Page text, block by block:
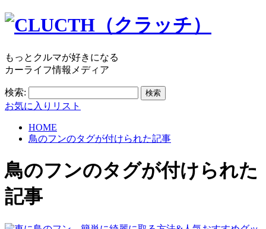
もっとクルマが好きになる
カーライフ情報メディア
検索:
お気に入りリスト
HOME
鳥のフンのタグが付けられた記事
鳥のフンのタグが付けられた
記事